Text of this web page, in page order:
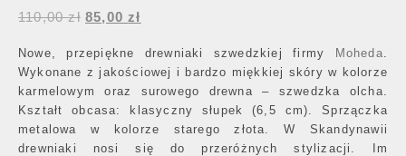
110,00zł Pierwotna cena wynosiła: 110,00 zł.
85,00zł
Nowe, przepiękne drewniaki szwedzkiej firmy Moheda.
Wykonane z jakościowej i bardzo miękkiej skóry w kolorze
karmelowym oraz surowego drewna – szwedzka olcha.
Kształt obcasa: klasyczny słupek (6,5 cm). Sprzączka
metalowa w kolorze starego złota. W Skandynawii
drewniaki nosi się do przeróżnych stylizacji. Im